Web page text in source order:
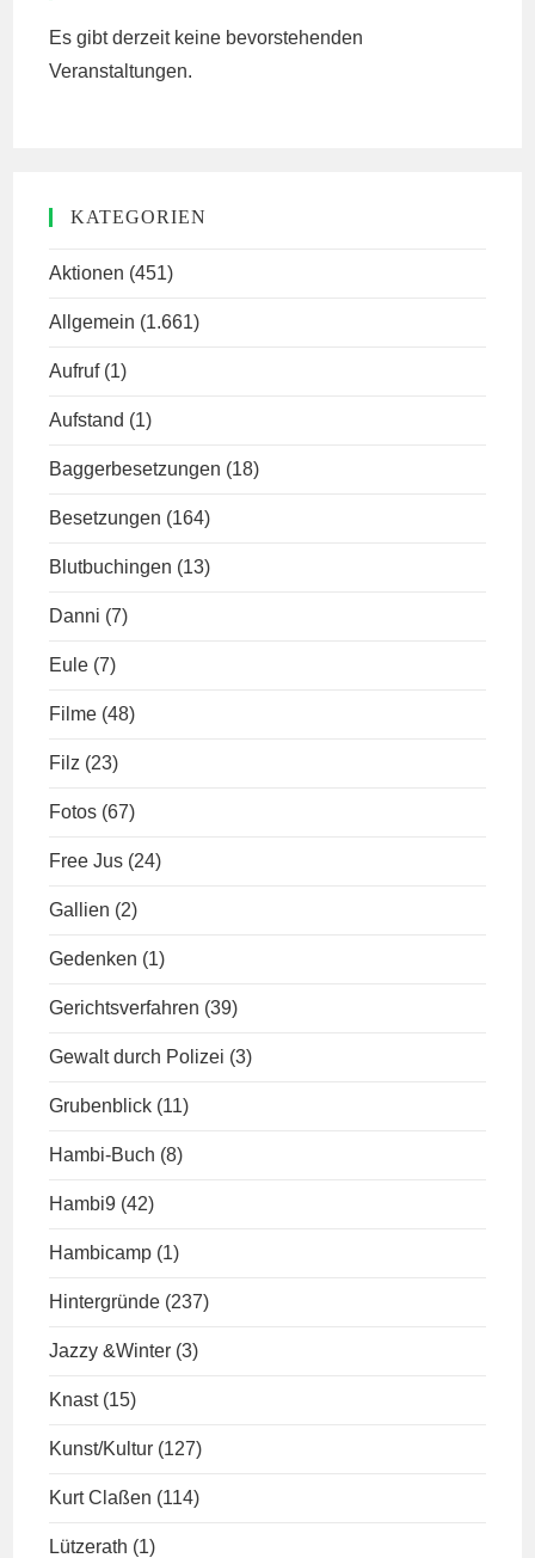
Es gibt derzeit keine bevorstehenden
Veranstaltungen.
KATEGORIEN
Aktionen (451)
Allgemein (1.661)
Aufruf (1)
Aufstand (1)
Baggerbesetzungen (18)
Besetzungen (164)
Blutbuchingen (13)
Danni (7)
Eule (7)
Filme (48)
Filz (23)
Fotos (67)
Free Jus (24)
Gallien (2)
Gedenken (1)
Gerichtsverfahren (39)
Gewalt durch Polizei (3)
Grubenblick (11)
Hambi-Buch (8)
Hambi9 (42)
Hambicamp (1)
Hintergründe (237)
Jazzy &Winter (3)
Knast (15)
Kunst/Kultur (127)
Kurt Claßen (114)
Lützerath (1)